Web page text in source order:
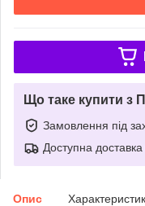
Що таке купити з
Замовлення під
Доступна доставка
Опис